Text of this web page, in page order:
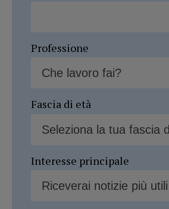
Professione
Fascia di età
Interesse principale